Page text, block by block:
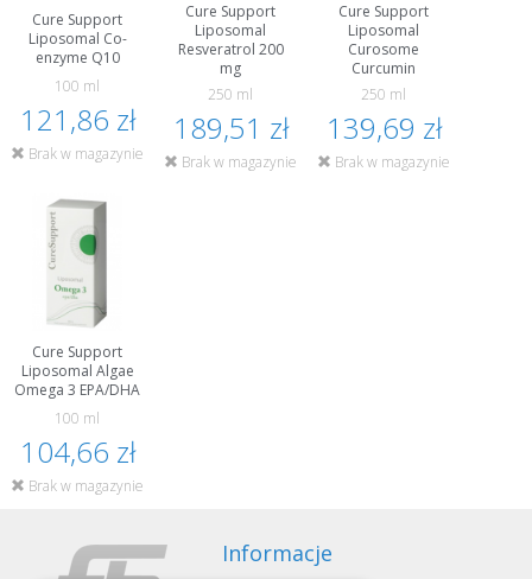
Cure Support
Liposomal Co-
enzyme Q10
100 ml
121,86 zł
Brak w magazynie
Cure Support
Liposomal
Resveratrol 200
mg
250 ml
189,51 zł
Brak w magazynie
Cure Support
Liposomal
Curosome
Curcumin
250 ml
139,69 zł
Brak w magazynie
Cure Support
Liposomal Algae
Omega 3 EPA/DHA
100 ml
104,66 zł
Brak w magazynie
Informacje